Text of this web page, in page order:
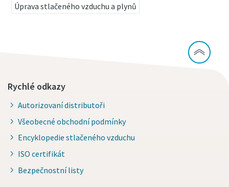
Úprava stlačeného vzduchu a plynů
Rychlé odkazy
Autorizovaní distributoři
Všeobecné obchodní podmínky
Encyklopedie stlačeného vzduchu
ISO certifikát
Bezpečnostní listy